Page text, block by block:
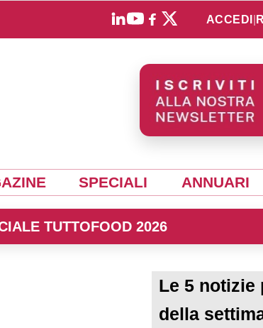
ACCEDI
SPECIALI ANNUARI
TUTTOFOOD 2026
Le 5 notizie
della